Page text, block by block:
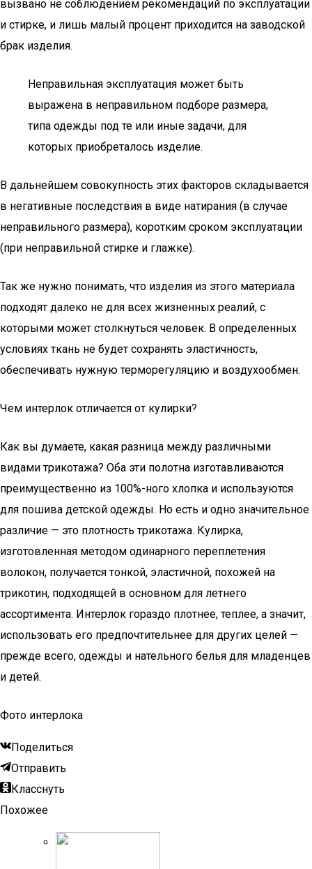
вызвано не соблюдением рекомендаций по эксплуатации
и стирке, и лишь малый процент приходится на заводской
брак изделия.
Неправильная эксплуатация может быть
выражена в неправильном подборе размера,
типа одежды под те или иные задачи, для
которых приобреталось изделие.
В дальнейшем совокупность этих факторов складывается
в негативные последствия в виде натирания (в случае
неправильного размера), коротким сроком эксплуатации
(при неправильной стирке и глажке).
Так же нужно понимать, что изделия из этого материала
подходят далеко не для всех жизненных реалий, с
которыми может столкнуться человек. В определенных
условиях ткань не будет сохранять эластичность,
обеспечивать нужную терморегуляцию и воздухообмен.
Чем интерлок отличается от кулирки?
Как вы думаете, какая разница между различными
видами трикотажа? Оба эти полотна изготавливаются
преимущественно из 100%-ного хлопка и используются
для пошива детской одежды. Но есть и одно значительное
различие — это плотность трикотажа. Кулирка,
изготовленная методом одинарного переплетения
волокон, получается тонкой, эластичной, похожей на
трикотин, подходящей в основном для летнего
ассортимента. Интерлок гораздо плотнее, теплее, а значит,
использовать его предпочтительнее для других целей —
прежде всего, одежды и нательного белья для младенцев
и детей.
Фото интерлока
Поделиться
Отправить
Класснуть
Похожее